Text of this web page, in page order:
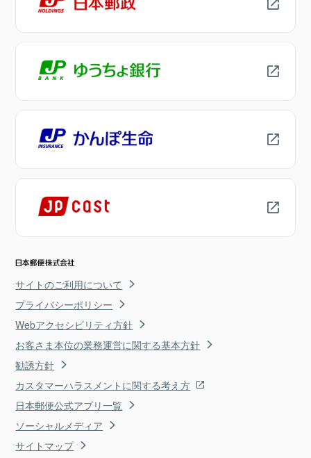
サイトのご利用について
プライバシーポリシー
Webアクセシビリティ方針
お客さま本位の業務運営に関する基本方針
勧誘方針
カスタマーハラスメントに関する考え方
日本郵便公式アプリ一覧
ソーシャルメディア
サイトマップ